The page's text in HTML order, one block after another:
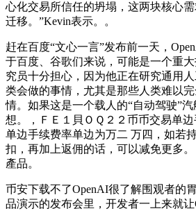
心化交易所信任的坍塌，这两块核心
迁移。”Kevin表示。。
赶在百度“文心一言”发布前一天，
于百度、谷歌们来说，可能是一个重
究员十分担心，因为他正在研究通用
类会做的事情，尤其是那些人类难以
情。如果这是一个载人的“自动驾驶”
想。，ＦＥ１貝ＯＱ２２币币交易单
单边手续费率单边为万二 万四，如若
扣，再加上返佣的话，可以减免更多
產品。
币安下载不了OpenAI很了解围观者的
品演示的发布会里，开发者一上来就让